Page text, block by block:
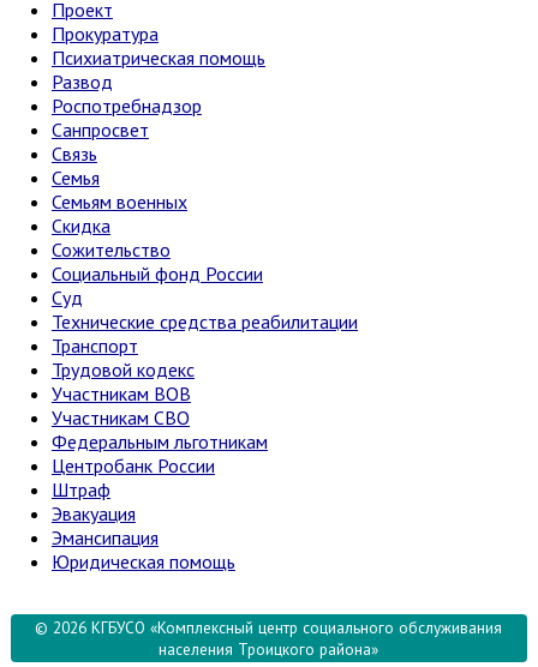
Проект
Прокуратура
Психиатрическая помощь
Развод
Роспотребнадзор
Санпросвет
Связь
Семья
Семьям военных
Скидка
Сожительство
Социальный фонд России
Суд
Технические средства реабилитации
Транспорт
Трудовой кодекс
Участникам ВОВ
Участникам СВО
Федеральным льготникам
Центробанк России
Штраф
Эвакуация
Эмансипация
Юридическая помощь
© 2026 КГБУСО «Комплексный центр социального обслуживания
населения Троицкого района»